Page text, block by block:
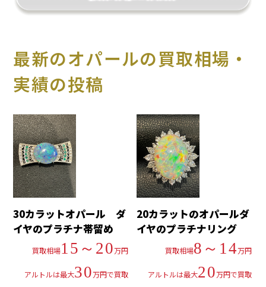
最新のオパールの買取相場・
実績の投稿
30カラットオパール ダ
イヤのプラチナ帯留め
買取相場15～20万円
アルトルは最大30万円で買取
20カラットのオパールダ
イヤのプラチナリング
買取相場8～14万円
アルトルは最大20万円で買取